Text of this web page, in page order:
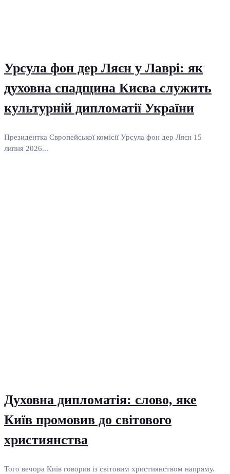
Урсула фон дер Ляєн у Лаврі: як
духовна спадщина Києва служить
культурній дипломатії України
Президентка Європейської комісії Урсула фон дер Ляєн 15
липня 2026...
Духовна дипломатія: слово, яке
Київ промовив до світового
християнства
Того вечора Київ говорив із світовим християнством напряму.